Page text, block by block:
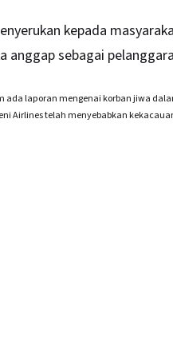
kepada
anggap sebagai
ada laporan mengenai korban jiwa
Airlines telah menyebabkan